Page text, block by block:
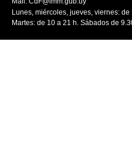
Lunes, miércoles, jueves, viernes: de
Martes: de 10 a 21 h. Sábados de